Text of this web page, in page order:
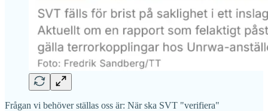
Frågan vi behöver ställas oss är: När ska SVT "verifiera"